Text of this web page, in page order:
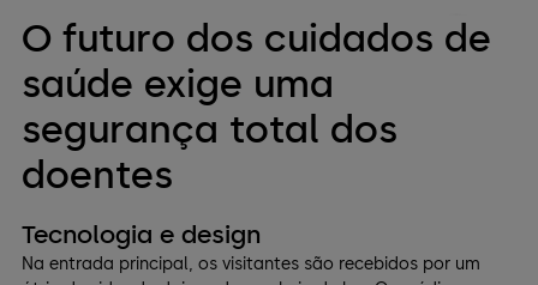
O futuro dos cuidados de
saúde exige uma
segurança total dos
doentes
Tecnologia e design
Na entrada principal, os visitantes são recebidos por um